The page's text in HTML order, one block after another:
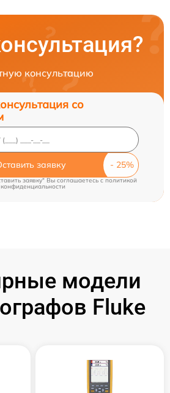
консультацию
со
заявку
заявку" Вы соглашаетесь cполитикой
конфиденциальности
модели
Fluke